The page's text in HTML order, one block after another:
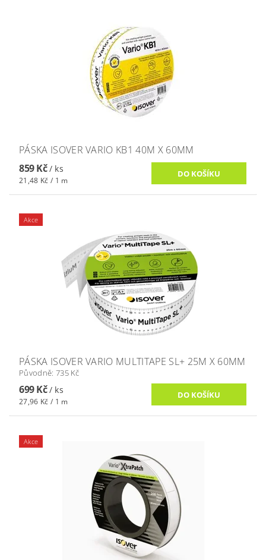
PÁSKA ISOVER VARIO KB1 40M X 60MM
859 Kč/ ks
21,48 Kč / 1 m
Akce
PÁSKA ISOVER VARIO MULTITAPE SL+ 25M X 60MM
Původně: 735 Kč
699 Kč/ ks
27,96 Kč / 1 m
Akce